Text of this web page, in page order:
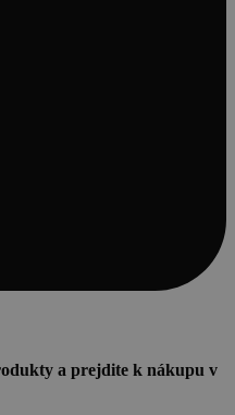
a prejdite k nákupu v